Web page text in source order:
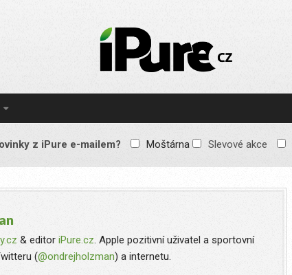
IPURE.CZ
Prémiový Apple e-
reklamy, žádné
obsah pro všechny
každodenního života.
z iPure e-mailem? Moštárna Slevové akce
& editor iPure.cz. Apple pozitivní uživatel a sportovní
(@ondrejholzman) a internetu.